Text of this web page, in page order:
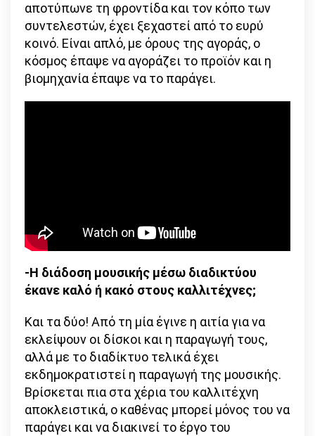
αποτύπωνε τη φροντίδα και τον κόπο των
συντελεστών, έχει ξεχαστεί από το ευρύ
κοινό. Είναι απλό, με όρους της αγοράς, ο
κόσμος έπαψε να αγοράζει το προϊόν και η
βιομηχανία έπαψε να το παράγει.
-Η διάδοση μουσικής μέσω διαδικτύου
έκανε καλό ή κακό στους καλλιτέχνες;
Και τα δύο! Από τη μία έγινε η αιτία για να
εκλείψουν οι δίσκοι και η παραγωγή τους,
αλλά με το διαδίκτυο τελικά έχει
εκδημοκρατιστεί η παραγωγή της μουσικής.
Βρίσκεται πια στα χέρια του καλλιτέχνη
αποκλειστικά, ο καθένας μπορεί μόνος του να
παράγει και να διακινεί το έργο του